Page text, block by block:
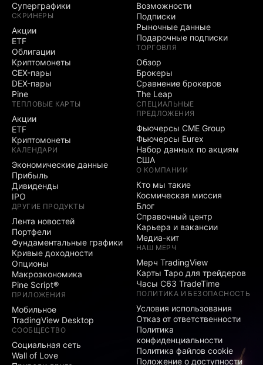
Суперграфики
СКРИНЕРЫ
Акции
ETF
Облигации
Криптомонеты
CEX-пары
DEX-пары
Pine
ТЕПЛОВЫЕ КАРТЫ
Акции
ETF
Криптомонеты
КАЛЕНДАРИ
Экономические данные
Прибыль
Дивиденды
IPO
ДРУГИЕ ПРОДУКТЫ
Лента новостей
Портфели
Фундаментальные графики
Кривые доходности
Опционы
Макроэкономика
Pine Script®
ПРИЛОЖЕНИЯ
Мобильное
TradingView Desktop
СООБЩЕСТВО
Социальная сеть
Wall of Love
Возможности
Подписки
Рыночные данные
Подарочные подписки
ТОРГОВЛЯ
Обзор
Брокеры
Сравнение брокеров
The Leap
СПЕЦИАЛЬНЫЕ
ПРЕДЛОЖЕНИЯ
Фьючерсы CME Group
Фьючерсы Eurex
Набор данных по акциям
США
О КОМПАНИИ
Кто мы такие
Космическая миссия
Блог
Справочный центр
Карьера и вакансии
Медиа-кит
НАШ МЕРЧ
Мерч TradingView
Карты Таро для трейдеров
Часы C63 TradeTime
ПОЛИТИКА И БЕЗОПАСНОСТЬ
Условия использования
Отказ от ответственности
Политика
конфиденциальности
Политика файлов cookie
Положение о доступности